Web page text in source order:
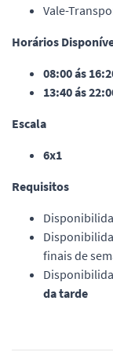
Vale-
Horários
08:00 ás
13:40 ás
Escala
6x1
Requisitos
finais de
da tarde